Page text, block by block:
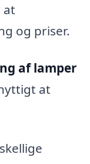
at
og priser.
af lamper
at